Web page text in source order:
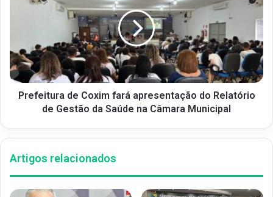
Prefeitura de Coxim fará apresentação do Relatório
de Gestão da Saúde na Câmara Municipal
Artigos relacionados